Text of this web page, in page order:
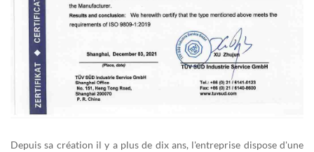
Depuis sa création il y a plus de dix ans, l'entreprise dispose d'une